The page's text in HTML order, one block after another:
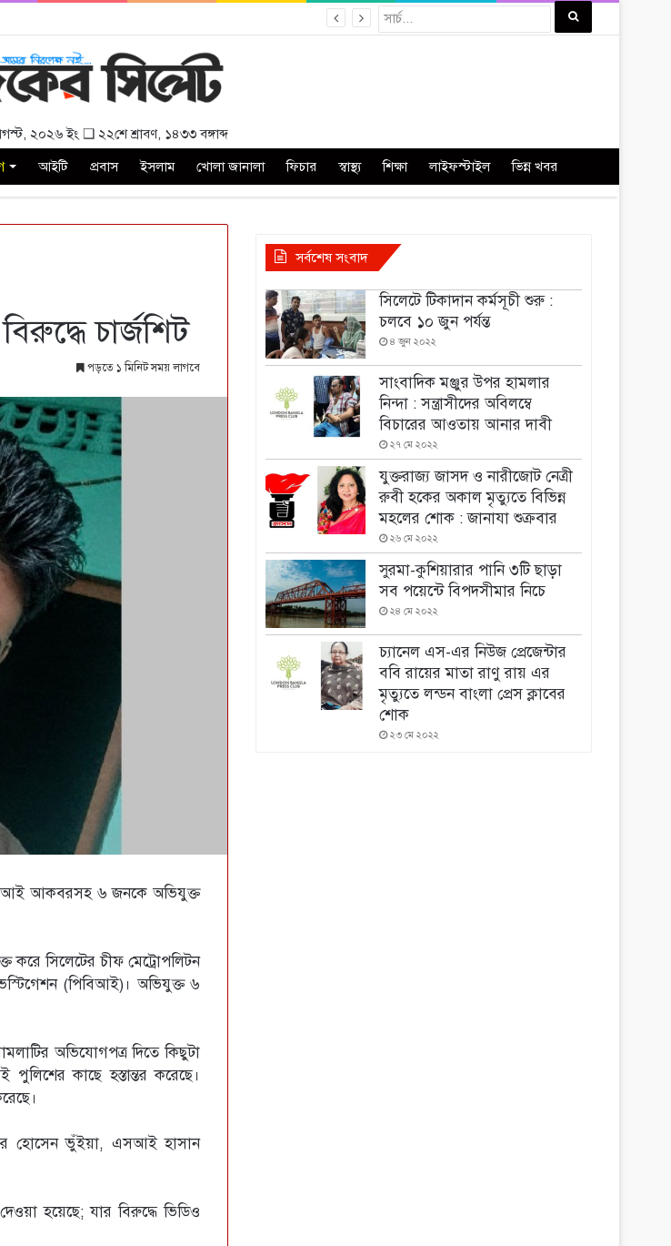
২০২৬ ইং ❑ ২২শে শ্রাবণ, ১৪৩৩ বঙ্গাব্দ
আইটি প্রবাস ইসলাম খোলা জানালা ফিচার স্বাস্থ্য শিক্ষা লাইফস্টাইল ভিন্ন খবর
চার্জশিট
পড়তে ১ মিনিট সময় লাগবে
এসআই আকবরসহ ৬ জনকে অভিযুক্ত
সিলেটের চীফ মেট্রোপলিটন
(পিবিআই)। অভিযুক্ত ৬
অভিযোগপত্র দিতে কিছুটা
কাছে হস্তান্তর করেছে।
হোসেন ভুঁইয়া, এসআই হাসান
হয়েছে; যার বিরুদ্ধে ভিডিও
সর্বশেষ সংবাদ
সিলেটে টিকাদান কর্মসূচী শুরু :
চলবে ১০ জুন পর্যন্ত
৪ জুন ২০২২
সাংবাদিক মঞ্জুর উপর হামলার
নিন্দা : সন্ত্রাসীদের অবিলম্বে
বিচারের আওতায় আনার দাবী
২৭ মে ২০২২
যুক্তরাজ্য জাসদ ও নারীজোট নেত্রী
রুবী হকের অকাল মৃত্যুতে বিভিন্ন
মহলের শোক : জানাযা শুক্রবার
২৬ মে ২০২২
সুরমা-কুশিয়ারার পানি ৩টি ছাড়া
সব পয়েন্টে বিপদসীমার নিচে
২৪ মে ২০২২
চ্যানেল এস-এর নিউজ প্রেজেন্টার
ববি রায়ের মাতা রাণু রায় এর
মৃত্যুতে লন্ডন বাংলা প্রেস ক্লাবের
শোক
২৩ মে ২০২২